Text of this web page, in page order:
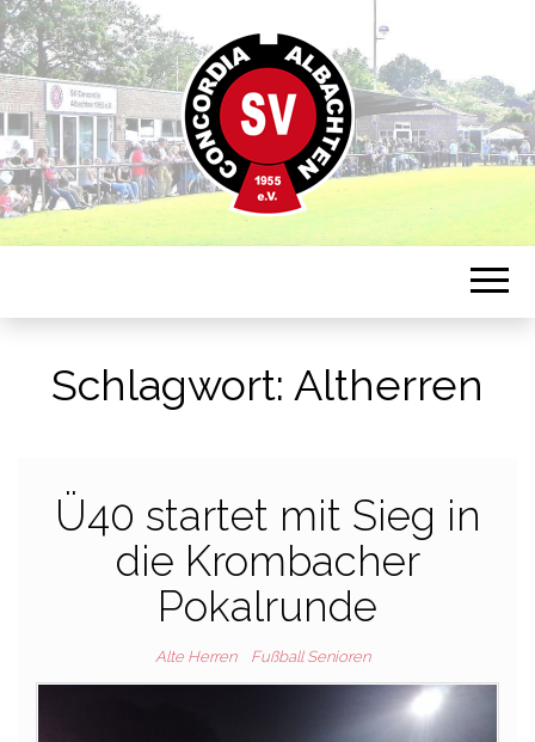
CONCORDIA
ALBACHTEN
Sportverein in Münster-Albachten
Schlagwort: Altherren
Ü40 startet mit Sieg in
die Krombacher
Pokalrunde
Alte Herren Fußball Senioren